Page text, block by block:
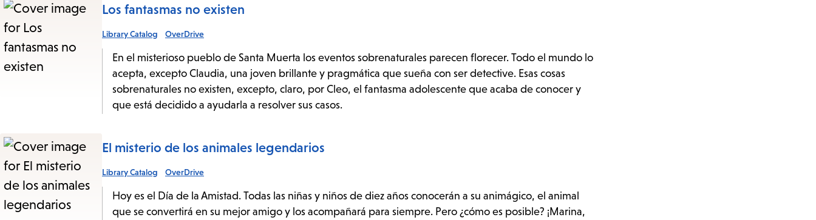
Los fantasmas no existen
Library Catalog OverDrive
En el misterioso pueblo de Santa Muerta los eventos sobrenaturales parecen florecer. Todo el mundo lo
acepta, excepto Claudia, una joven brillante y pragmática que sueña con ser detective. Esas cosas
sobrenaturales no existen, excepto, claro, por Cleo, el fantasma adolescente que acaba de conocer y
que está decidido a ayudarla a resolver sus casos.
El misterio de los animales legendarios
Library Catalog OverDrive
Hoy es el Día de la Amistad. Todas las niñas y niños de diez años conocerán a su animágico, el animal
que se convertirá en su mejor amigo y los acompañará para siempre. Pero ¿cómo es posible? ¡Marina,